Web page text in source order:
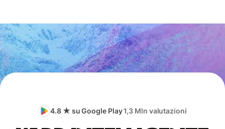
4.8 ★ su Google Play1,3 Mln valutazioni